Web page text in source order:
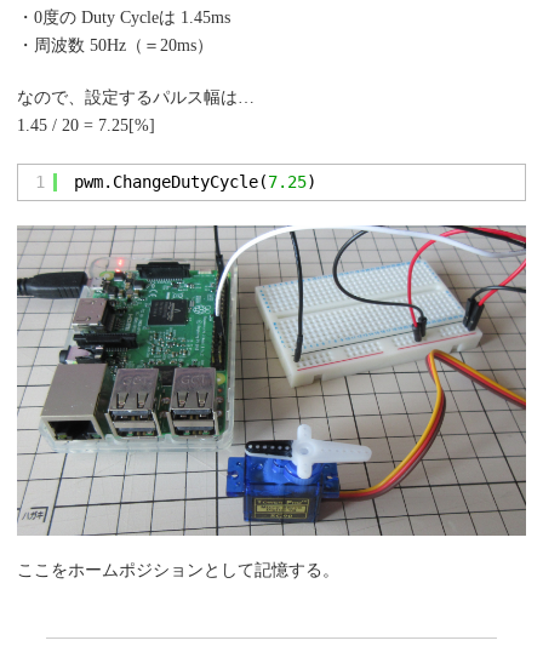
・0度の Duty Cycleは 1.45ms
・周波数 50Hz（＝20ms）
なので、設定するパルス幅は…
1.45 / 20 = 7.25[%]
1 pwm.ChangeDutyCycle(7.25)
ここをホームポジションとして記憶する。